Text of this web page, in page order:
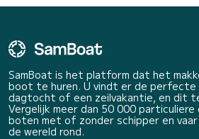
SamBoat is het platform dat het
boot te huren. U vindt er de perfecte
dagtocht of een zeilvakantie, en dit
Vergelijk meer dan 50 000
boten met of zonder schipper en
de wereld rond.